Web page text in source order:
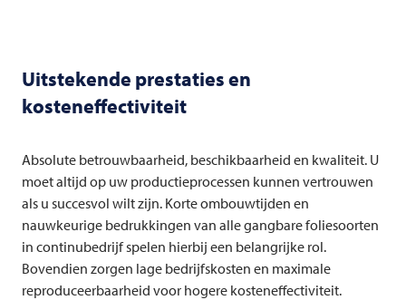
Uitstekende prestaties en
kosteneffectiviteit
Absolute betrouwbaarheid, beschikbaarheid en kwaliteit. U
moet altijd op uw productieprocessen kunnen vertrouwen
als u succesvol wilt zijn. Korte ombouwtijden en
nauwkeurige bedrukkingen van alle gangbare foliesoorten
in continubedrijf spelen hierbij een belangrijke rol.
Bovendien zorgen lage bedrijfskosten en maximale
reproduceerbaarheid voor hogere kosteneffectiviteit.